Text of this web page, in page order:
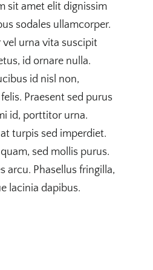
sit amet elit dignissim
sodales ullamcorper.
urna vita suscipit
id ornare nulla.
id nisl non,
Praesent sed purus
id, porttitor urna.
turpis sed imperdiet.
sed mollis purus.
arcu. Phasellus fringilla,
lacinia dapibus.